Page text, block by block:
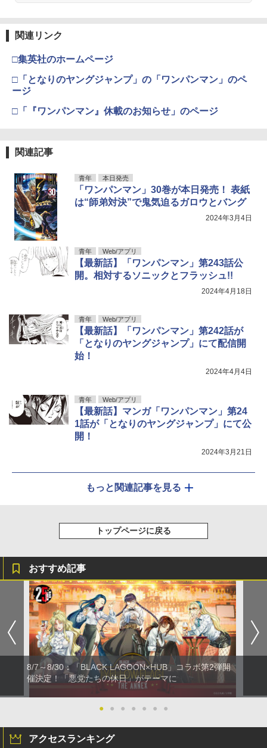
関連リンク
□集英社のホームページ
□「となりのヤングジャンプ」の「ワンパンマン」のペ
ージ
□「『ワンパンマン』休載のお知らせ」のページ
関連記事
青年 本日発売
「ワンパンマン」30巻が本日発売！ 表紙
は“師弟対決”で鬼気迫るガロウとバング
2024年3月4日
青年 Web/アプリ
【最新話】「ワンパンマン」第243話公
開。相対するソニックとフラッシュ!!
2024年4月18日
青年 Web/アプリ
【最新話】「ワンパンマン」第242話が
「となりのヤングジャンプ」にて配信開
始！
2024年4月4日
青年 Web/アプリ
【最新話】マンガ「ワンパンマン」第24
1話が「となりのヤングジャンプ」にて公
開！
2024年3月21日
もっと関連記事を見る
トップページに戻る
おすすめ記事
8/7～8/30：「BLACK LAGOON×HUB」コラボ第2弾開
催決定！「悪党たちの休日」がテーマに
● ● ● ● ● ● ●
アクセスランキング